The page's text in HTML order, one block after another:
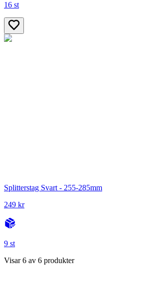
16 st
Splitterstag Svart - 255-285mm
249 kr
9 st
Visar6 av 6 produkter